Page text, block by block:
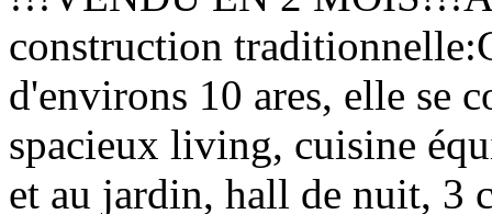
construction
d'environs 10 ares, elle se
spacieux living, cuisine
et au jardin, hall de nuit, 3